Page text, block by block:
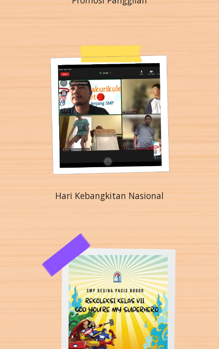
Hari Kebangkitan Nasional